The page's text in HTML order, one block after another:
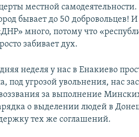
местной
бывает до 50 добровольцев!
много, потому что
забивает дух.
неделя у нас в Енакиево
под угрозой увольнения, нас
за выполнение
о выделении людей в
тех же соглашений.